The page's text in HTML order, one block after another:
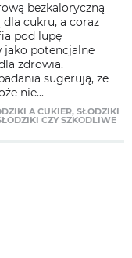
bezkaloryczną
cukru, a coraz
pod lupę
jako potencjalne
zdrowia.
sugerują, że
nie...
A CUKIER, SŁODZIKI
CZY SZKODLIWE